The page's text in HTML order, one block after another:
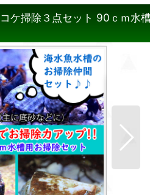
ケ掃除３点セット 90ｃｍ水